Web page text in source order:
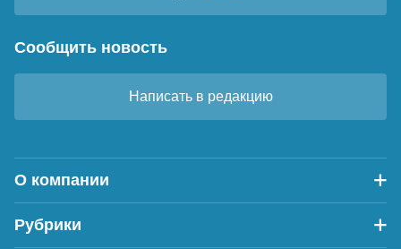
Сообщить новость
Написать в редакцию
О компании
Рубрики